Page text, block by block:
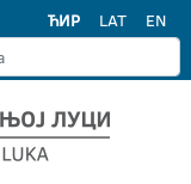
ЋИР LAT EN